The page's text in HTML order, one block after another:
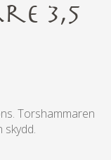
3,5
Torshammaren
skydd.